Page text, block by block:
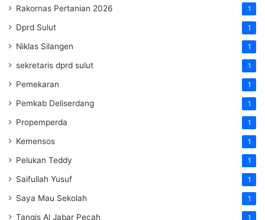
Rakornas Pertanian 2026 1
Dprd Sulut 1
Niklas Silangen 1
sekretaris dprd sulut 1
Pemekaran 1
Pemkab Deliserdang 1
Propemperda 1
Kemensos 1
Pelukan Teddy 1
Saifullah Yusuf 1
Saya Mau Sekolah 1
Tangis Al Jabar Pecah 1